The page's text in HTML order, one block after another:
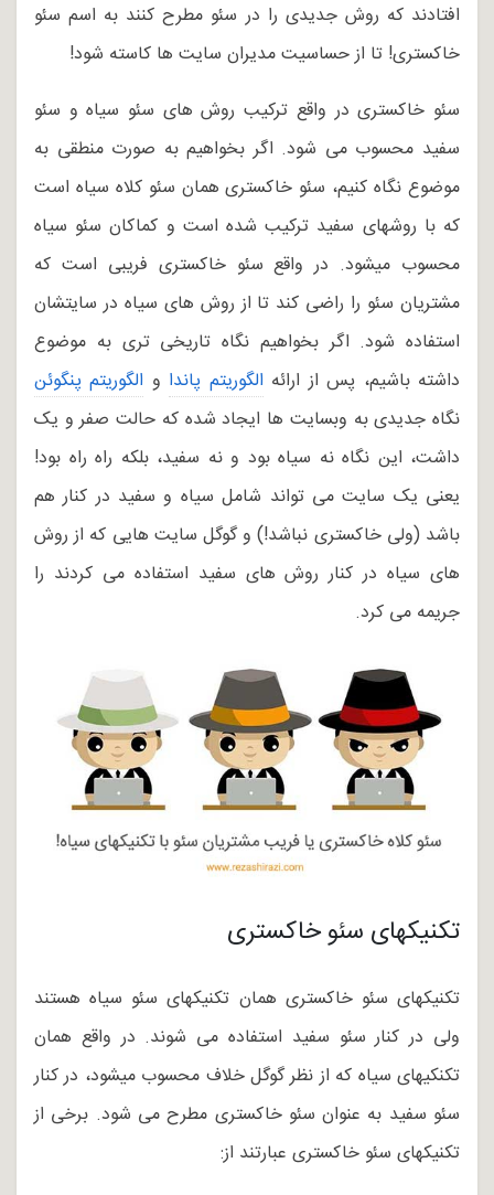
افتادند که روش جدیدی را در سئو مطرح کنند به اسم سئو
خاکستری! تا از حساسیت مدیران سایت ها کاسته شود!
سئو خاکستری در واقع ترکیب روش های سئو سیاه و سئو
سفید محسوب می شود. اگر بخواهیم به صورت منطقی به
موضوع نگاه کنیم، سئو خاکستری همان سئو کلاه سیاه است
که با روشهای سفید ترکیب شده است و کماکان سئو سیاه
محسوب میشود. در واقع سئو خاکستری فریبی است که
مشتریان سئو را راضی کند تا از روش های سیاه در سایتشان
استفاده شود. اگر بخواهیم نگاه تاریخی تری به موضوع
داشته باشیم، پس از ارائه الگوریتم پاندا و الگوریتم پنگوئن
نگاه جدیدی به وبسایت ها ایجاد شده که حالت صفر و یک
داشت، این نگاه نه سیاه بود و نه سفید، بلکه راه راه بود!
یعنی یک سایت می تواند شامل سیاه و سفید در کنار هم
باشد (ولی خاکستری نباشد!) و گوگل سایت هایی که از روش
های سیاه در کنار روش های سفید استفاده می کردند را
جریمه می کرد.
تکنیکهای سئو خاکستری
تکنیکهای سئو خاکستری همان تکنیکهای سئو سیاه هستند
ولی در کنار سئو سفید استفاده می شوند. در واقع همان
تکنکیهای سیاه که از نظر گوگل خلاف محسوب میشود، در کنار
سئو سفید به عنوان سئو خاکستری مطرح می شود. برخی از
تکنیکهای سئو خاکستری عبارتند از: